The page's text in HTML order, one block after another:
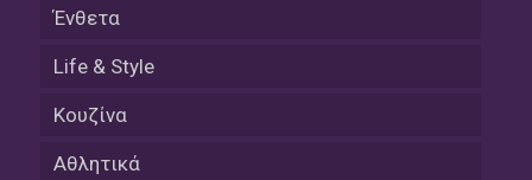
Ένθετα
Life & Style
Κουζίνα
Αθλητικά